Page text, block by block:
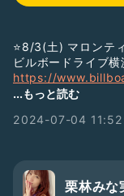
⭐️8/3(土) マロンテ
ビルボードライブ横
https://
event_id=ev-14994
✨ MAIRO A-POP
✨ 2nd
...もっと読む
2024-07-04
栗林みな